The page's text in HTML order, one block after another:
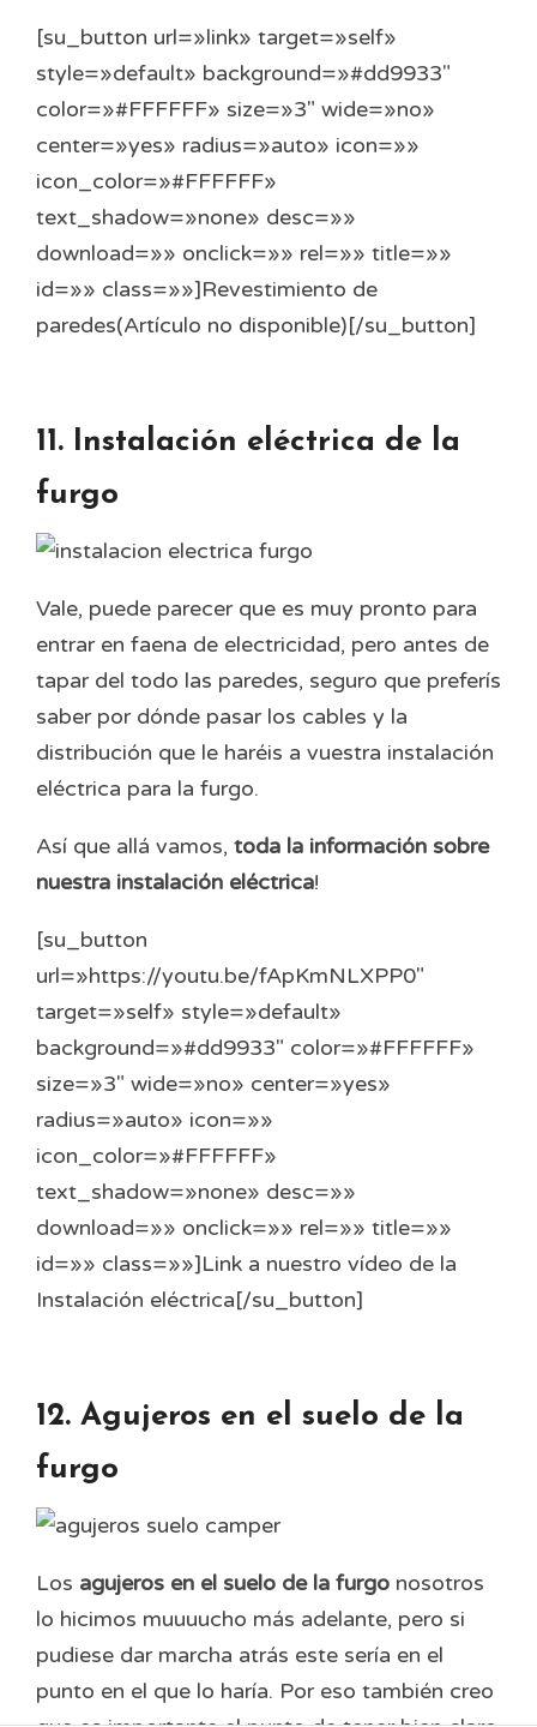
[su_button url=»link» target=»self»
style=»default» background=»#dd9933″
color=»#FFFFFF» size=»3″ wide=»no»
center=»yes» radius=»auto» icon=»»
icon_color=»#FFFFFF»
text_shadow=»none» desc=»»
download=»» onclick=»» rel=»» title=»»
id=»» class=»»]Revestimiento de
paredes(Artículo no disponible)[/su_button]
11. Instalación eléctrica de la
furgo
Vale, puede parecer que es muy pronto para
entrar en faena de electricidad, pero antes de
tapar del todo las paredes, seguro que preferís
saber por dónde pasar los cables y la
distribución que le haréis a vuestra instalación
eléctrica para la furgo.
Así que allá vamos, toda la información sobre
nuestra instalación eléctrica!
[su_button
url=»https://youtu.be/fApKmNLXPP0″
target=»self» style=»default»
background=»#dd9933″ color=»#FFFFFF»
size=»3″ wide=»no» center=»yes»
radius=»auto» icon=»»
icon_color=»#FFFFFF»
text_shadow=»none» desc=»»
download=»» onclick=»» rel=»» title=»»
id=»» class=»»]Link a nuestro vídeo de la
Instalación eléctrica[/su_button]
12. Agujeros en el suelo de la
furgo
Los agujeros en el suelo de la furgo nosotros
lo hicimos muuuucho más adelante, pero si
pudiese dar marcha atrás este sería en el
punto en el que lo haría. Por eso también creo